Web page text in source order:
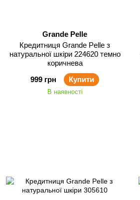
Grande Pelle
Кредитниця Grande Pelle з
натуральної шкіри 224620 темно
коричнева
999 грн
Купити
В наявності